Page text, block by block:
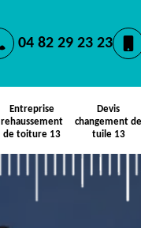
04 82 29 23 23
Entreprise
rehaussement
de toiture 13
Devis
changement de
tuile 13